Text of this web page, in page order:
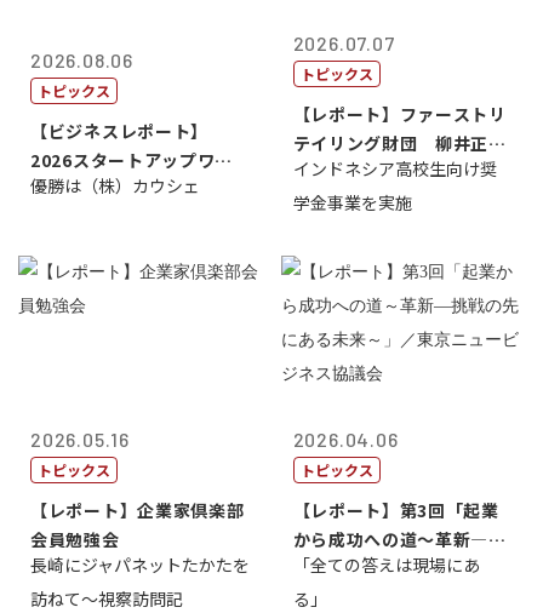
2026.08.06
トピックス
【ビジネスレポート】
2026スタートアップワー
ルドカップ東京
優勝は（株）カウシェ
2026.07.07
トピックス
【レポート】ファーストリ
テイリング財団 柳井正
理事長
インドネシア高校生向け奨
学金事業を実施
2026.05.16
トピックス
【レポート】企業家倶楽部
会員勉強会
長崎にジャパネットたかたを
訪ねて～視察訪問記
2026.04.06
トピックス
【レポート】第3回「起業
から成功への道～革新―挑
戦の先にある...
「全ての答えは現場にあ
る」